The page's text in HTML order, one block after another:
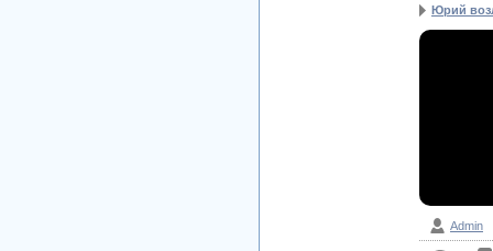
Юрий
Admin